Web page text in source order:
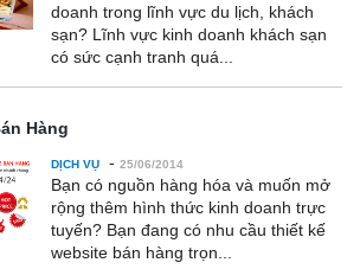
doanh trong lĩnh vực du lịch, khách
sạn? Lĩnh vực kinh doanh khách sạn
có sức cạnh tranh quá...
Hàng
DỊCH VỤ - 25/06/2014
Bạn có nguồn hàng hóa và muốn mở
rộng thêm hình thức kinh doanh trực
tuyến? Bạn đang có nhu cầu thiết kế
website bán hàng trọn...